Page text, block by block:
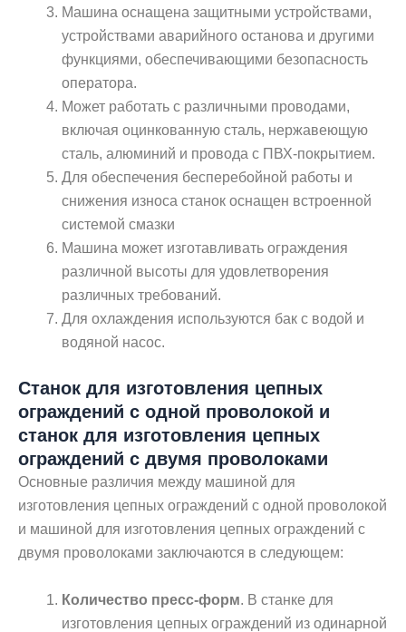
Машина оснащена защитными устройствами,
устройствами аварийного останова и другими
функциями, обеспечивающими безопасность
оператора.
Может работать с различными проводами,
включая оцинкованную сталь, нержавеющую
сталь, алюминий и провода с ПВХ-покрытием.
Для обеспечения бесперебойной работы и
снижения износа станок оснащен встроенной
системой смазки
Машина может изготавливать ограждения
различной высоты для удовлетворения
различных требований.
Для охлаждения используются бак с водой и
водяной насос.
Станок для изготовления цепных
ограждений с одной проволокой и
станок для изготовления цепных
ограждений с двумя проволоками
Основные различия между машиной для
изготовления цепных ограждений с одной проволокой
и машиной для изготовления цепных ограждений с
двумя проволоками заключаются в следующем:
Количество пресс-форм. В станке для
изготовления цепных ограждений из одинарной